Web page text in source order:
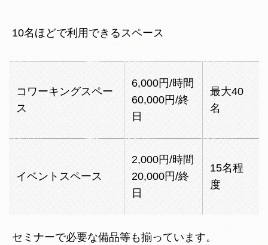
10名ほどで利用できるスペース
コワーキングスペー
ス
6,000円/時間
60,000円/終
日
最大40
名
イベントスペース
2,000円/時間
20,000円/終
日
15名程
度
セミナーで必要な備品等も揃っています。